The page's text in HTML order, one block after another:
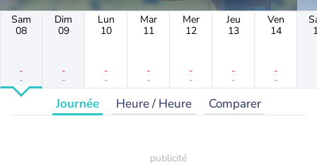
Sam
08
-
-
Dim
09
-
-
Lun
10
-
-
Mar
11
-
-
Mer
12
-
-
Jeu
13
-
-
Ven
14
-
-
Journée Heure / Heure Comparer